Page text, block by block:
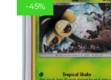
-45%